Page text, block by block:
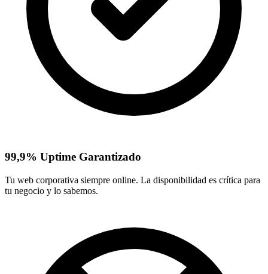
99,9% Uptime Garantizado
Tu web corporativa siempre online. La disponibilidad es crítica para
tu negocio y lo sabemos.